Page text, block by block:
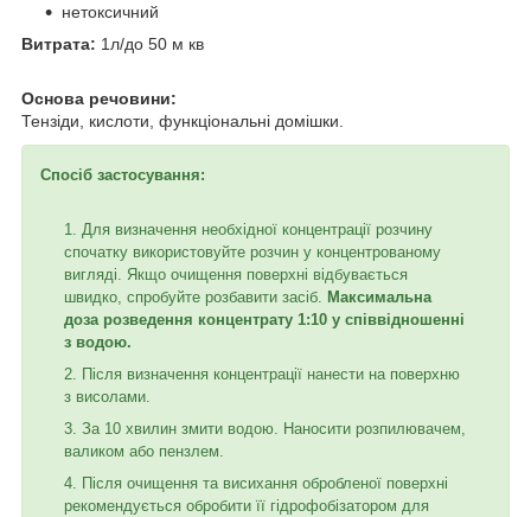
нетоксичний
Витрата: 1л/до 50 м кв
Основа речовини:
Тензіди, кислоти, функціональні домішки.
Спосіб застосування:
Для визначення необхідної концентрації розчину
спочатку використовуйте розчин у концентрованому
вигляді. Якщо очищення поверхні відбувається
швидко, спробуйте розбавити засіб.
Максимальна
доза розведення концентрату 1:10 у співвідношенні
з водою.
Після визначення концентрації нанести на поверхню
з висолами.
За 10 хвилин змити водою. Наносити розпилювачем,
валиком або пензлем.
Після очищення та висихання обробленої поверхні
рекомендується обробити її гідрофобізатором для